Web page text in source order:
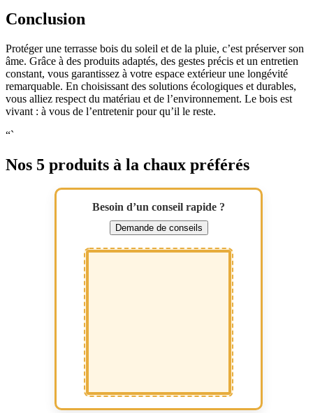
Conclusion
Protéger une terrasse bois du soleil et de la pluie, c’est préserver son
âme. Grâce à des produits adaptés, des gestes précis et un entretien
constant, vous garantissez à votre espace extérieur une longévité
remarquable. En choisissant des solutions écologiques et durables,
vous alliez respect du matériau et de l’environnement. Le bois est
vivant : à vous de l’entretenir pour qu’il le reste.
“`
Nos 5 produits à la chaux préférés
Besoin d’un conseil rapide ?
Demande de conseils